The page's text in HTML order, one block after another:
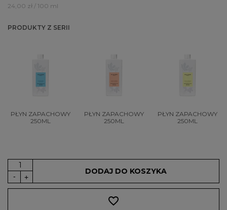
24,00 zł / 100 ml
PRODUKTY Z SERII
PŁYN ZAPACHOWY
250ML
PŁYN ZAPACHOWY
250ML
PŁYN ZAPACHOWY
250ML
DODAJ DO KOSZYKA
favorite_border